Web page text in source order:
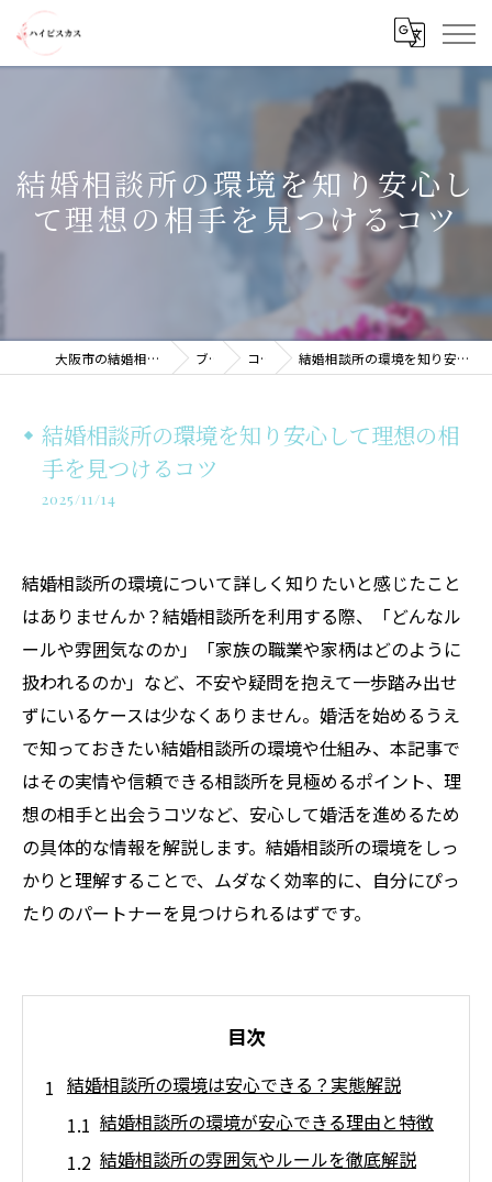
結婚相談所の環境を知り安心し
て理想の相手を見つけるコツ
大阪市の結婚相談所ならハイビスカス ブログ コラム 結婚相談所の環境を知り安心して理想の相手を見つけるコツ
結婚相談所の環境を知り安心して理想の相
手を見つけるコツ
2025/11/14
結婚相談所の環境について詳しく知りたいと感じたこと
はありませんか？結婚相談所を利用する際、「どんなル
ールや雰囲気なのか」「家族の職業や家柄はどのように
扱われるのか」など、不安や疑問を抱えて一歩踏み出せ
ずにいるケースは少なくありません。婚活を始めるうえ
で知っておきたい結婚相談所の環境や仕組み、本記事で
はその実情や信頼できる相談所を見極めるポイント、理
想の相手と出会うコツなど、安心して婚活を進めるため
の具体的な情報を解説します。結婚相談所の環境をしっ
かりと理解することで、ムダなく効率的に、自分にぴっ
たりのパートナーを見つけられるはずです。
目次
結婚相談所の環境は安心できる？実態解説
結婚相談所の環境が安心できる理由と特徴
結婚相談所の雰囲気やルールを徹底解説